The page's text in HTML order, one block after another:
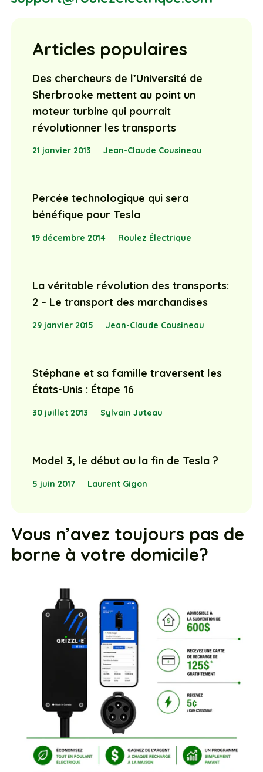
Articles populaires
Des chercheurs de l’Université de
Sherbrooke mettent au point un
moteur turbine qui pourrait
révolutionner les transports
21 janvier 2013 Jean-Claude Cousineau
Percée technologique qui sera
bénéfique pour Tesla
19 décembre 2014 Roulez Électrique
La véritable révolution des transports:
2 – Le transport des marchandises
29 janvier 2015 Jean-Claude Cousineau
Stéphane et sa famille traversent les
États-Unis : Étape 16
30 juillet 2013 Sylvain Juteau
Model 3, le début ou la fin de Tesla ?
5 juin 2017 Laurent Gigon
Vous n’avez toujours pas de
borne à votre domicile?